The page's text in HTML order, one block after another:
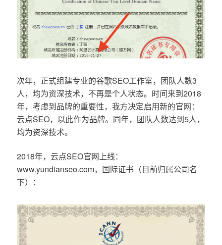
次年，正式组建专业的谷歌SEO工作室，团队人数3
人，均为资深技术，不再是个人状态。时间来到2018
年，考虑到品牌的重要性，我方决定启用新的官网：
云点SEO，以此作为品牌。同年，团队人数达到5人，
均为资深技术。
2018年，云点SEO官网上线：
www.yundianseo.com，国际证书（目前归属公司名
下）：